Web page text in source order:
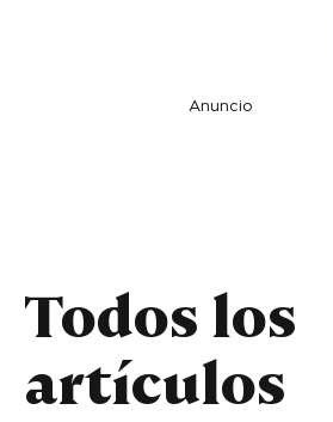
Anuncio
Todos los
artículos